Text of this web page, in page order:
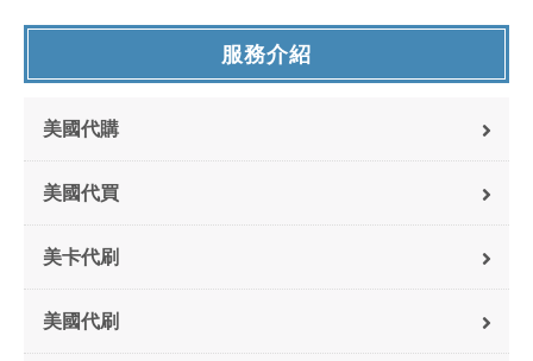
服務介紹
美國代購
美國代買
美卡代刷
美國代刷